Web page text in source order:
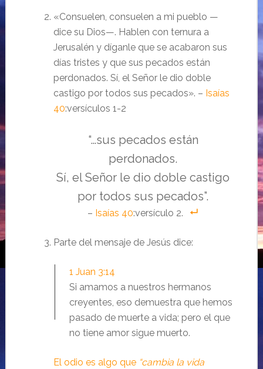
«Consuelen, consuelen a mi pueblo —
dice su Dios—. Hablen con ternura a
Jerusalén y díganle que se acabaron sus
días tristes y que sus pecados están
perdonados. Sí, el Señor le dio doble
castigo por todos sus pecados». – Isaías
40:versículos 1-2
“…sus pecados están
perdonados.
Sí, el Señor le dio doble castigo
por todos sus pecados”.
– Isaías 40:versículo 2.
Parte del mensaje de Jesús dice:
1 Juan 3:14
Si amamos a nuestros hermanos
creyentes, eso demuestra que hemos
pasado de muerte a vida; pero el que
no tiene amor sigue muerto.
El odio es algo que “cambia la vida